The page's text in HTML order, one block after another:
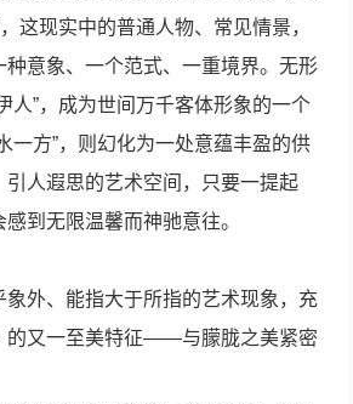
这现实中的普通人物、常见情景，
种意象、一个范式、一重境界。无形
人”，成为世间万千客体形象的一个
一方”，则幻化为一处意蕴丰盈的供
引人遐思的艺术空间，只要一提起
到无限温馨而神驰意往。
象外、能指大于所指的艺术现象，充
的又一至美特征——与朦胧之美紧密